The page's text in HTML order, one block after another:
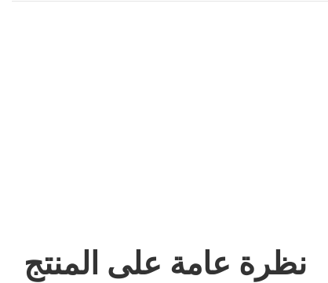
نظرة عامة على المنتج